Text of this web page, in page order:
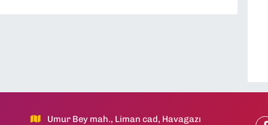
Umur Bey mah., Liman cad, Havagazı